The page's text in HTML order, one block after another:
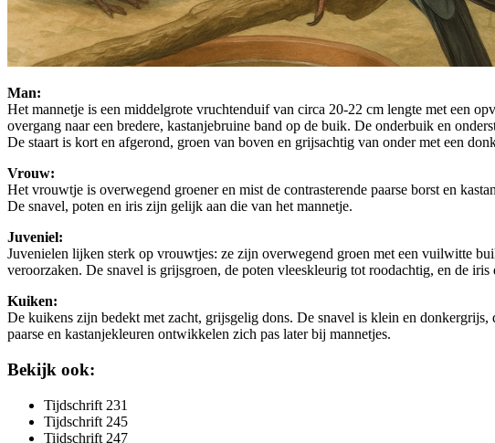
Man:
Het mannetje is een middelgrote vruchtenduif van circa 20-22 cm lengte met een
overgang naar een bredere, kastanjebruine band op de buik. De onderbuik en
De staart is kort en afgerond, groen van boven en grijsachtig van onder met een
Vrouw:
Het vrouwtje is overwegend groener en mist de contrasterende paarse borst en
De snavel, poten en iris zijn gelijk aan die van het mannetje.
Juveniel:
Juvenielen lijken sterk op vrouwtjes: ze zijn overwegend groen met een vuilwitte
veroorzaken. De snavel is grijsgroen, de poten vleeskleurig tot roodachtig, en de
Kuiken:
De kuikens zijn bedekt met zacht, grijsgelig dons. De snavel is klein en
paarse en kastanjekleuren ontwikkelen zich pas later bij mannetjes.
Bekijk ook:
Tijdschrift 231
Tijdschrift 245
Tijdschrift 247